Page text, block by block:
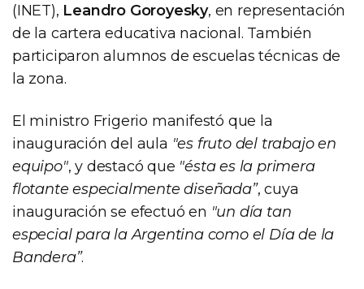
(INET), Leandro Goroyesky, en representación
de la cartera educativa nacional. También
participaron alumnos de escuelas técnicas de
la zona.
El ministro Frigerio manifestó que la
inauguración del aula "es fruto del trabajo en
equipo", y destacó que "ésta es la primera
flotante especialmente diseñada”, cuya
inauguración se efectuó en "un día tan
especial para la Argentina como el Día de la
Bandera”.